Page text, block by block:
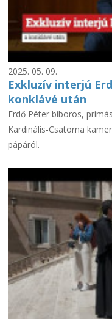
2025. 05. 09.
Exkluzív interjú
konklávé után
Erdő Péter bíboros,
Kardinális-Csatorna
pápáról.